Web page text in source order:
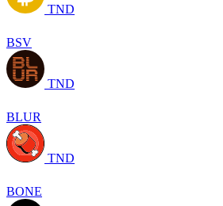
TND
BSV
TND
BLUR
TND
BONE